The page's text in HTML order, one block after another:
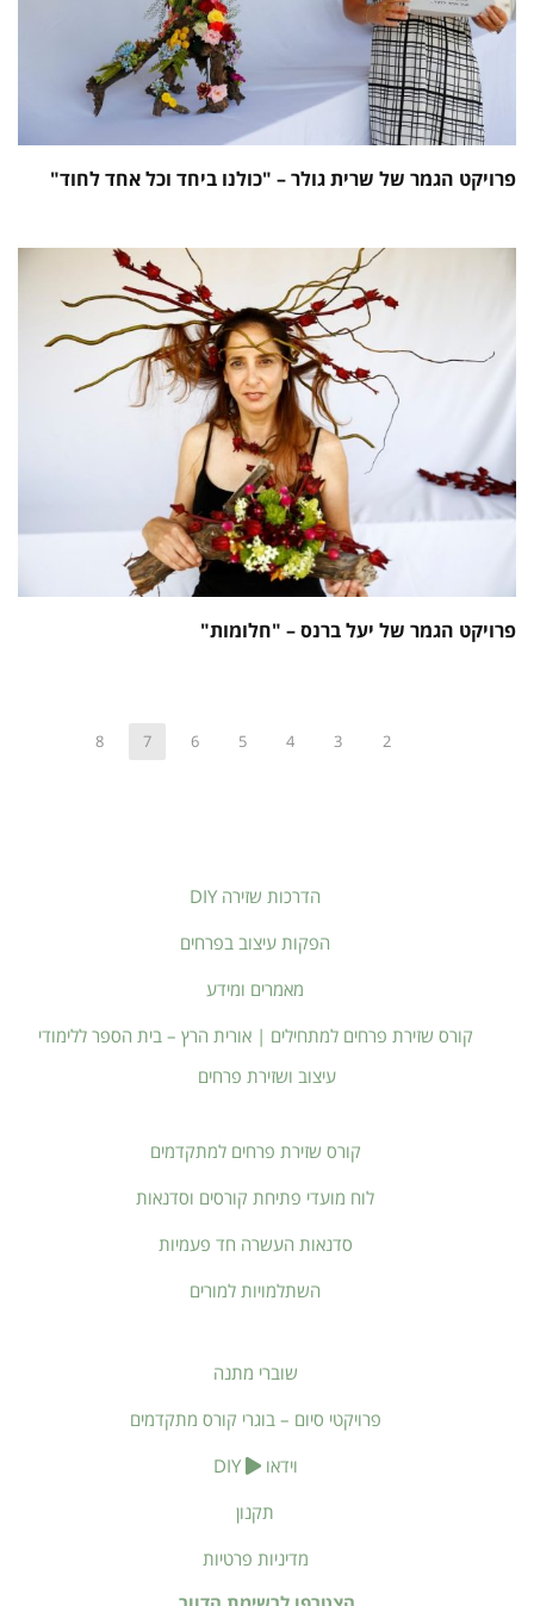
פרויקט הגמר של שרית גולר – "כולנו ביחד וכל אחד לחוד"
פרויקט הגמר של יעל ברנס – "חלומות"
2
3
4
5
6
7
8
הדרכות שזירה DIY
הפקות עיצוב בפרחים
מאמרים ומידע
קורס שזירת פרחים למתחילים | אורית הרץ – בית הספר ללימודי
עיצוב ושזירת פרחים
קורס שזירת פרחים למתקדמים
לוח מועדי פתיחת קורסים וסדנאות
סדנאות העשרה חד פעמיות
השתלמויות למורים
שוברי מתנה
פרויקטי סיום – בוגרי קורס מתקדמים
וידאו
DIY
תקנון
מדיניות פרטיות